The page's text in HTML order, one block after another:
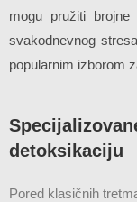
mogu pružiti
svakodnevnog
popularnim izborom
detoksikaciju
Pored klasičnih